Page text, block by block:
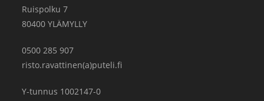
Ruispolku 7
80400 YLÄMYLLY
0500 285 907
risto.ravattinen(a)puteli.fi
Y-tunnus 1002147-0